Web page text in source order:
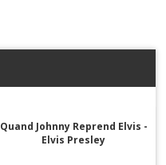
Quand Johnny Reprend Elvis -
Elvis Presley